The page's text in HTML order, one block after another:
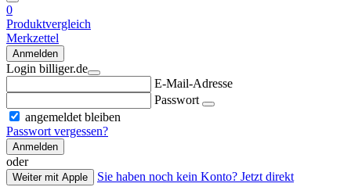
0
Produktvergleich
Merkzettel
Anmelden
Login billiger.de
E-Mail-Adresse
Passwort
angemeldet bleiben
Passwort vergessen?
Anmelden
oder
Weiter mit Apple
Sie haben noch kein Konto? Jetzt direkt